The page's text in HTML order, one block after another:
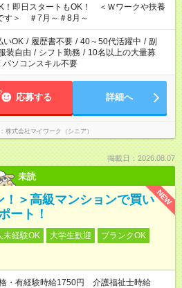
！即日スタートもOK！ ＜Ｗワークや扶養
す＞ ＃7月～＃8月～
いOK / 履歴書不要 / 40～50代活躍中 / 副
装自由 / シフト勤務 / 10名以上の大量募
パソコンスキル不要
応募する 詳細へ
株式会社マイワーク（シニア）
掲載日：2026.08.07
未読
NEW
！＞高級マンションで買い
ート！
未経験OK 大学生歓迎
ブランクOK
・有経験時給1750円 介護福祉士時給